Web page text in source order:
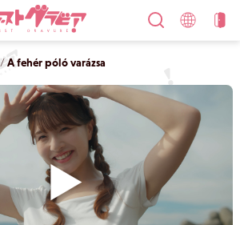
/A fehér póló varázsa